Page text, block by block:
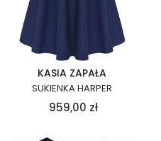
KASIA ZAPAŁA
SUKIENKA HARPER
959,00 zł